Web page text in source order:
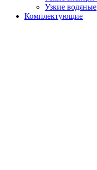
Узкие водяные
Комплектующие